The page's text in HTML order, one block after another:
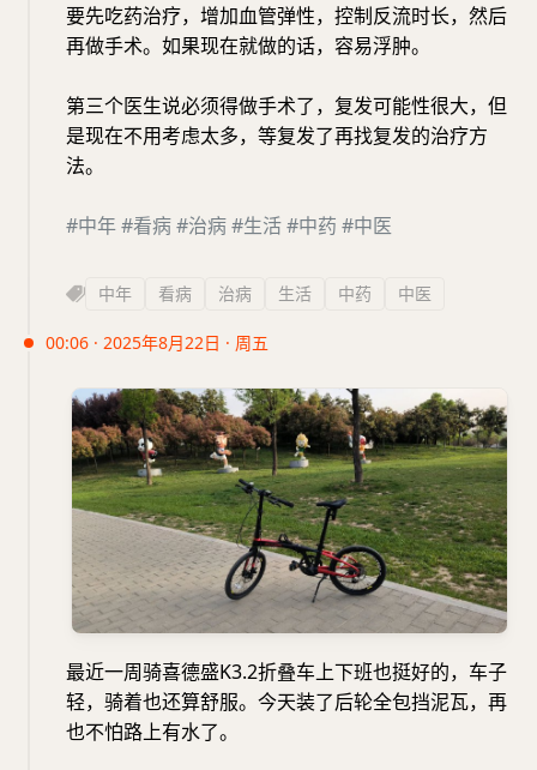
要先吃药治疗，增加血管弹性，控制反流时长，然后
再做手术。如果现在就做的话，容易浮肿。
第三个医生说必须得做手术了，复发可能性很大，但
是现在不用考虑太多，等复发了再找复发的治疗方
法。
#中年#看病#治病#生活#中药 #中医
中年 看病 治病 生活 中药 中医
00:06 · 2025年8月22日 · 周五
最近一周骑喜德盛K3.2折叠车上下班也挺好的，车子
轻，骑着也还算舒服。今天装了后轮全包挡泥瓦，再
也不怕路上有水了。